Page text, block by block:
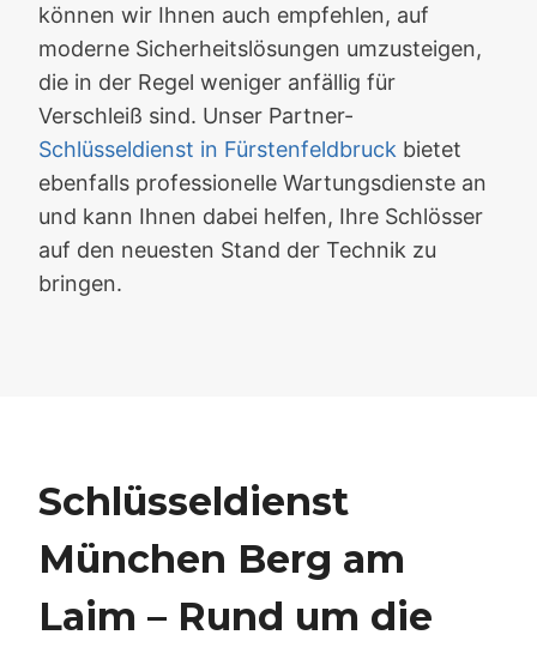
können wir Ihnen auch empfehlen, auf
moderne Sicherheitslösungen umzusteigen,
die in der Regel weniger anfällig für
Verschleiß sind. Unser Partner-
Schlüsseldienst in Fürstenfeldbruck bietet
ebenfalls professionelle Wartungsdienste an
und kann Ihnen dabei helfen, Ihre Schlösser
auf den neuesten Stand der Technik zu
bringen.
Schlüsseldienst
München Berg am
Laim – Rund um die